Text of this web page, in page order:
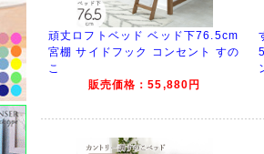
頑丈ロフトベッド ベッド下76.5cm
宮棚 サイドフック コンセント すの
こ
販売価格：55,880円